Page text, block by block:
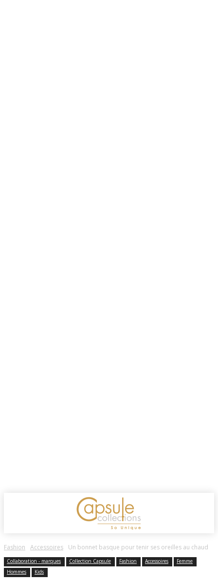
Fashion Accessoires Un bonnet basque pour tenir ses oreilles au chaud
Collaboration - marques Collection Capsule Fashion Accessoires
Femme
Hommes
Kids